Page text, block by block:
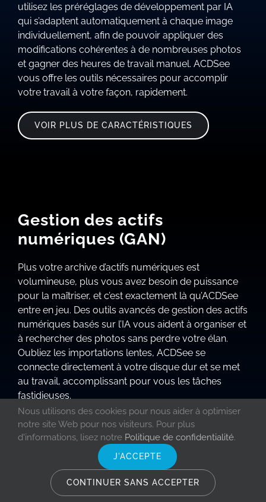
utilisez les préréglages de développement par IA
qui s’adaptent automatiquement à chaque image
individuellement, afin de pouvoir appliquer des
modifications cohérentes à de nombreuses photos
et gagner des heures de travail manuel. ACDSee
vous offre les outils nécessaires pour accomplir
votre travail à votre façon, rapidement.
VOIR PLUS DE CARACTÉRISTIQUES
Gestion des actifs
numériques (GAN)
Plus votre archive d’actifs numériques est
volumineuse, plus vous avez besoin de puissance
pour la maîtriser, et c’est exactement là qu’ACDSee
entre en jeu. Des outils avancés de gestion des actifs
numériques basés sur l’IA vous aident à organiser et
à rechercher des photos sans perdre votre élan.
Oubliez les importations lentes, ACDSee se
connecte directement à votre disque dur et se met
au travail, accomplissant pour vous les tâches
fastidieuses.
MODE GÉRER
Lorsque vous parcourez votre collection de photos,
ajoutez des notes, des marques, des catégories,
des mots-clés, des données de localisation, des
étiquettes de couleur personnalisables et d’autres
Nous utilisons des cookies pour nous aider à optimiser
notre site Web pour nos visiteurs. Pour plus
d'informations, lisez notre Politique de confidentialité.
J'ACCEPTE
CONTINUER SANS ACCEPTER